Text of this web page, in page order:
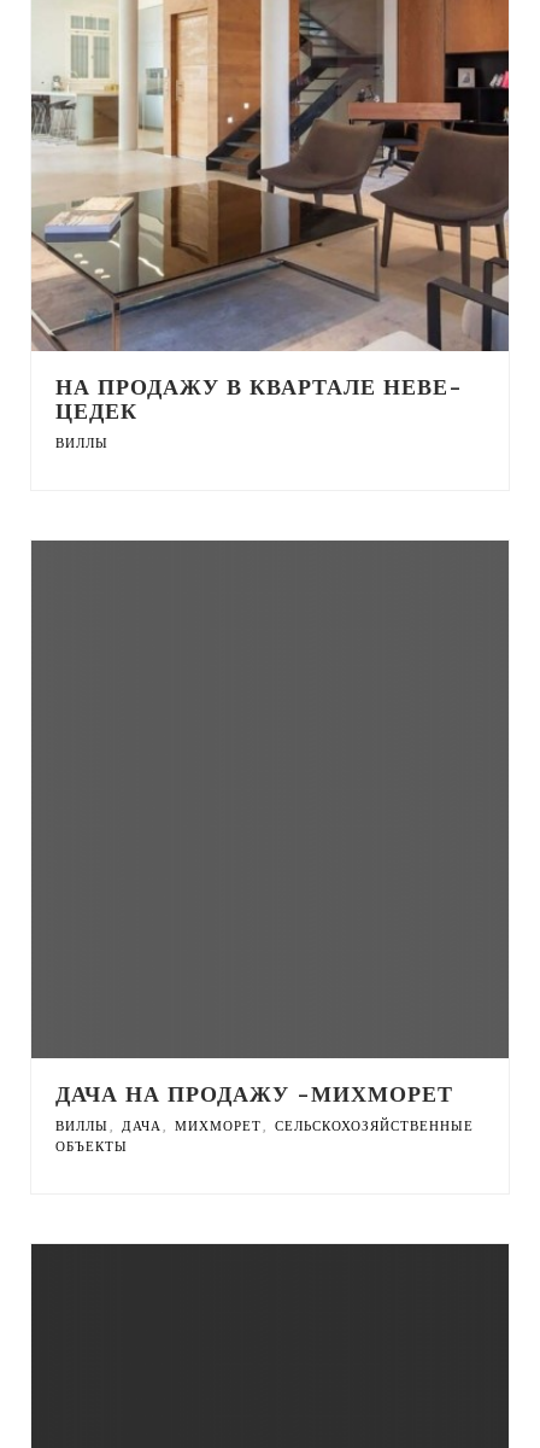
НА ПРОДАЖУ В КВАРТАЛЕ НЕВЕ-
ЦЕДЕК
ВИЛЛЫ
ДАЧА НА ПРОДАЖУ -МИХМОРЕТ
ВИЛЛЫ, ДАЧА, МИХМОРЕТ, СЕЛЬСКОХОЗЯЙСТВЕННЫЕ
ОБЪЕКТЫ